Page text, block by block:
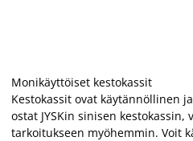
Monikäyttöiset kestokassit
Kestokassit ovat käytännöllinen
ostat JYSKin sinisen
tarkoitukseen myöhemmin. Voit